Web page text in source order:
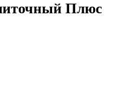
Плюс